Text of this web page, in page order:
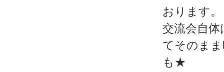
おります。
交流会自
てそのま
も★